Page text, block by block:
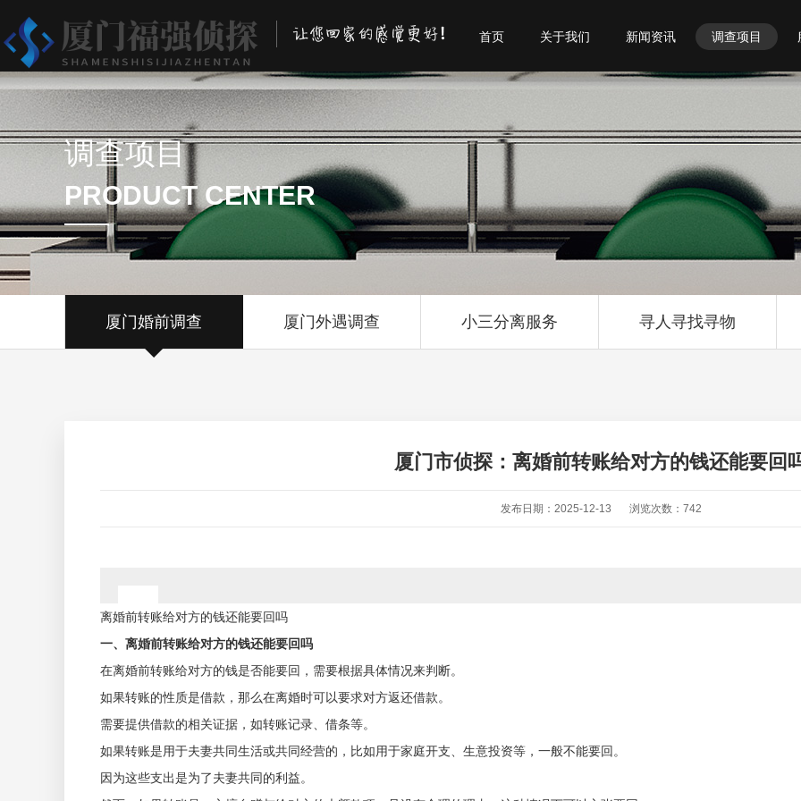
首页 关于我们 新闻资讯 调查项目
调查项目
PRODUCT CENTER
厦门婚前调查 厦门外遇调查 小三分离服务 寻人寻找寻物
厦门市侦探：离婚前转账给对方的钱还能要回
发布日期：2025-12-13 浏览次数：742
离婚前转账给对方的钱还能要回吗
一、离婚前转账给对方的钱还能要回吗
在离婚前转账给对方的钱是否能要回，需要根据具体情况来判断。
如果转账的性质是借款，那么在离婚时可以要求对方返还借款。
需要提供借款的相关证据，如转账记录、借条等。
如果转账是用于夫妻共同生活或共同经营的，比如用于家庭开支、生意投资等，一般不能要回。
因为这些支出是为了夫妻共同的利益。